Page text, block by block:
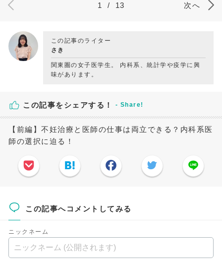
在は不妊治療に奮闘中の「はなねこ先
悩をお聞きします！
1 / 13 次へ
この記事のライター
さき
関東圏の女子医学生。 内科系、統計学や疫学に興
味があります。
この記事をシェアする！
【前編】不妊治療と医師の仕事は両立できる？内科系医
師の選択に迫る！
この記事へコメントしてみる
ニックネーム